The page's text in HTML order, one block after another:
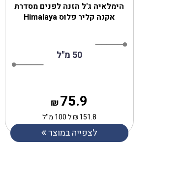
הימלאיה ג'ל הזנה לפנים מסדרת
אקנה קליר פלוס Himalaya
50 מ"ל
75.9
₪
151.8
₪ל 100 מ''ל
לצפייה במוצר